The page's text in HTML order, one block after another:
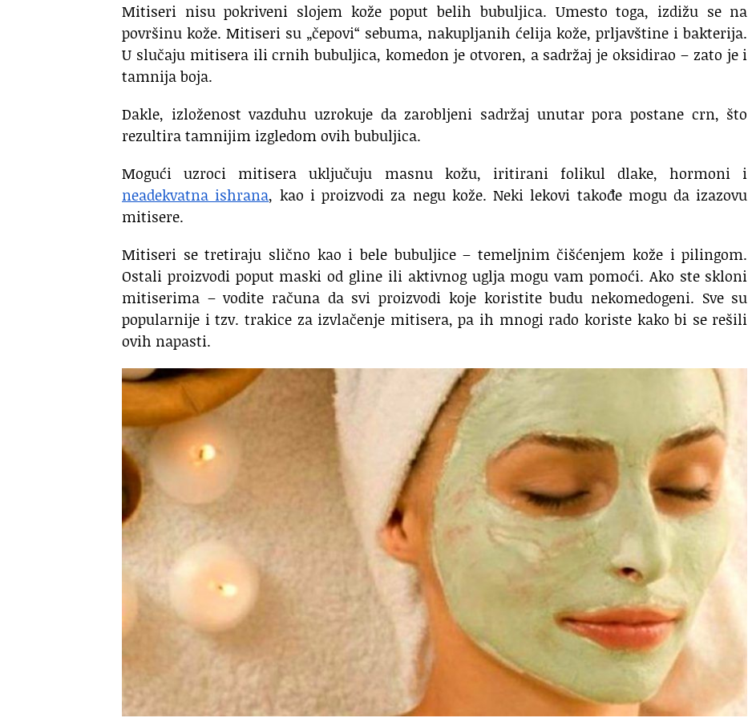
Mitiseri nisu pokriveni slojem kože poput belih bubuljica. Umesto toga, izdižu se na
površinu kože. Mitiseri su „čepovi“ sebuma, nakupljanih ćelija kože, prljavštine i bakterija.
U slučaju mitisera ili crnih bubuljica, komedon je otvoren, a sadržaj je oksidirao – zato je i
tamnija boja.
Dakle, izloženost vazduhu uzrokuje da zarobljeni sadržaj unutar pora postane crn, što
rezultira tamnijim izgledom ovih bubuljica.
Mogući uzroci mitisera uključuju masnu kožu, iritirani folikul dlake, hormoni i
neadekvatna ishrana, kao i proizvodi za negu kože. Neki lekovi takođe mogu da izazovu
mitisere.
Mitiseri se tretiraju slično kao i bele bubuljice – temeljnim čišćenjem kože i pilingom.
Ostali proizvodi poput maski od gline ili aktivnog uglja mogu vam pomoći. Ako ste skloni
mitiserima – vodite računa da svi proizvodi koje koristite budu nekomedogeni. Sve su
popularnije i tzv. trakice za izvlačenje mitisera, pa ih mnogi rado koriste kako bi se rešili
ovih napasti.